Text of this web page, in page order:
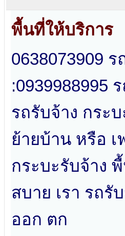
พื้นที่ให้บริการ
0638073909
:0939988995
รถรับจ้าง กระ
ย้ายบ้าน หรือ เ
กระบะรับจ้าง
สบาย เรา รถรั
ออก ตก